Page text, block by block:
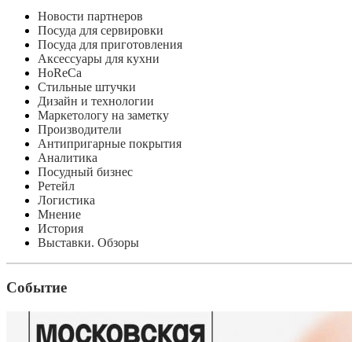
Новости партнеров
Посуда для сервировки
Посуда для приготовления
Аксессуары для кухни
HoReCa
Стильные штучки
Дизайн и технологии
Маркетологу на заметку
Производители
Антипригарные покрытия
Аналитика
Посудный бизнес
Ретейл
Логистика
Мнение
История
Выставки. Обзоры
Событие